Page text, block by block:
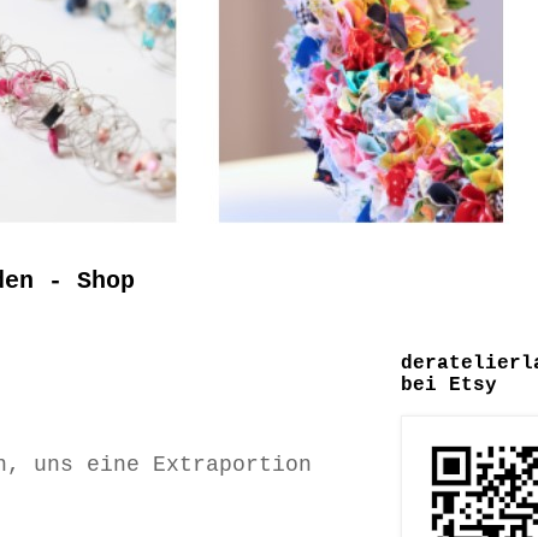
- Shop
uns eine Extraportion
bei Etsy